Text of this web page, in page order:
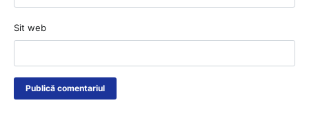
Sit web